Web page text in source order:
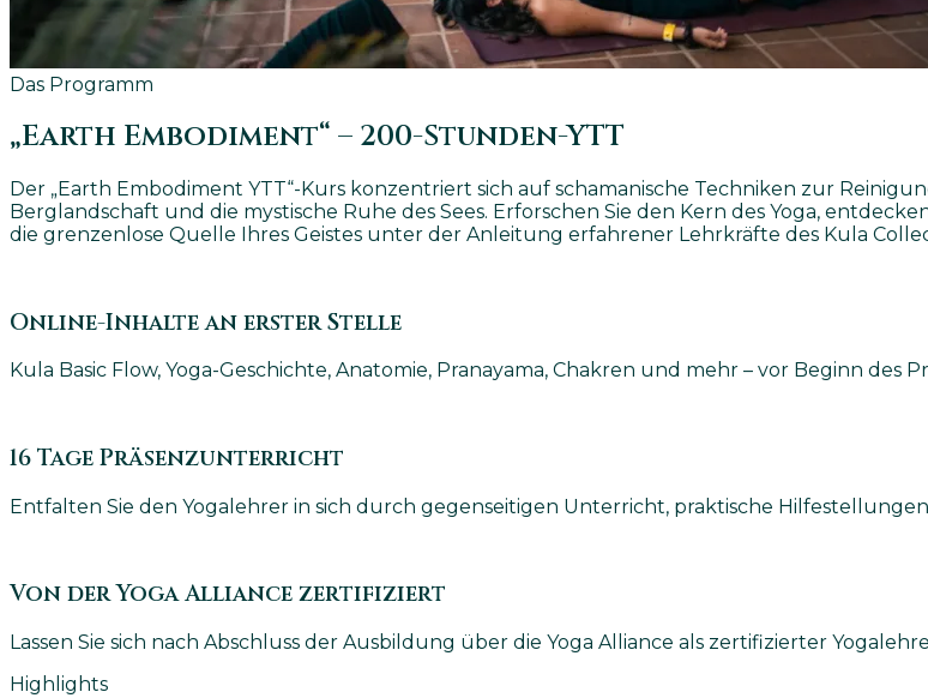
Das Programm
„Earth Embodiment“ – 200-Stunden-YTT
Der „Earth Embodiment YTT“-Kurs konzentriert sich auf schamanische Techniken zur
Berglandschaft und die mystische Ruhe des Sees. Erforschen Sie den Kern des Yoga,
die grenzenlose Quelle Ihres Geistes unter der Anleitung erfahrener Lehrkräfte des Kula
Online-Inhalte an erster Stelle
Kula Basic Flow, Yoga-Geschichte, Anatomie, Pranayama, Chakren und mehr – vor Beginn des
16 Tage Präsenzunterricht
Entfalten Sie den Yogalehrer in sich durch gegenseitigen Unterricht, praktische
Von der Yoga Alliance zertifiziert
Lassen Sie sich nach Abschluss der Ausbildung über die Yoga Alliance als zertifizierter
Highlights